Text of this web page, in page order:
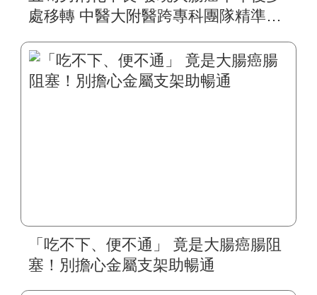
處移轉 中醫大附醫跨專科團隊精準治
「腹腔溫熱化療」 成功逆轉病情 正子
攝影零檢出
「吃不下、便不通」 竟是大腸癌腸阻
塞！別擔心金屬支架助暢通